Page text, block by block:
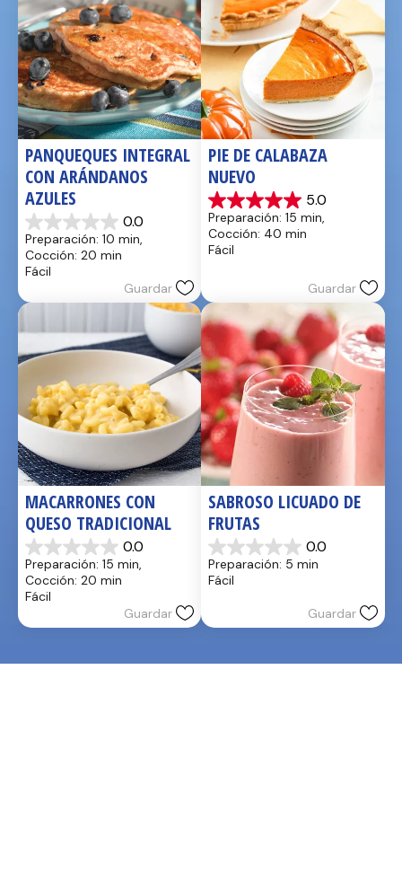
PANQUEQUES INTEGRAL
CON ARÁNDANOS
AZULES
0.0
0.0
de
5
estrellas.
Preparación: 10 min,
Cocción: 20 min
Fácil
Guardar
PIE DE CALABAZA
NUEVO
5.0
5.0
de
5
estrellas.
Preparación: 15 min,
Cocción: 40 min
Fácil
Guardar
MACARRONES CON
QUESO TRADICIONAL
0.0
0.0
de
5
estrellas.
Preparación: 15 min,
Cocción: 20 min
Fácil
Guardar
SABROSO LICUADO DE
FRUTAS
0.0
0.0
de
5
Preparación: 5 min
Fácil
Guardar